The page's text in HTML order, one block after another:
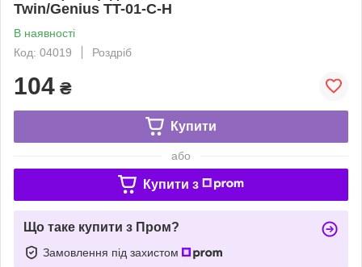
Twin/Genius TT-01-C-H
В наявності
Код: 04019
Роздріб
104 ₴
Купити
або
Купити з
Що таке купити з Пром?
Замовлення під захистом